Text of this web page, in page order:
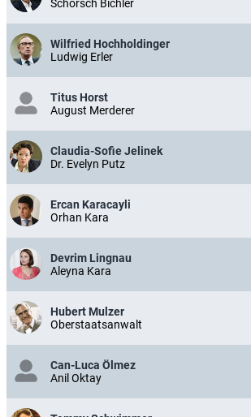
Schorsch Bichler
Wilfried Hochholdinger
Ludwig Erler
Titus Horst
August Merderer
Claudia-Sofie Jelinek
Dr. Evelyn Putz
Ercan Karacayli
Orhan Kara
Devrim Lingnau
Aleyna Kara
Hubert Mulzer
Oberstaatsanwalt
Can-Luca Ölmez
Anil Oktay